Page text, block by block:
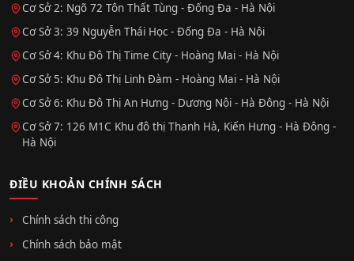
Cơ Sở 2: Ngõ 72 Tôn Thất Tùng - Đống Đa - Hà Nội
Cơ Sở 3: 39 Nguyễn Thái Học - Đống Đa - Hà Nội
Cơ Sở 4: Khu Đô Thị Time City - Hoàng Mai - Hà Nội
Cơ Sở 5: Khu Đô Thị Linh Đàm - Hoàng Mai - Hà Nội
Cơ Sở 6: Khu Đô Thị An Hưng - Dương Nội - Hà Đông - Hà Nội
Cơ Sở 7: 126 M1C Khu đô thị Thanh Hà, Kiến Hưng - Hà Đông -
Hà Nội
ĐIỀU KHOẢN CHÍNH SÁCH
Chính sách thi công
Chính sách bảo mật